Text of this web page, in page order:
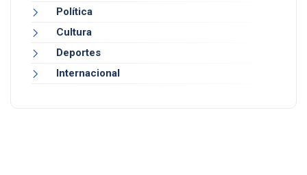
Política
Cultura
Deportes
Internacional